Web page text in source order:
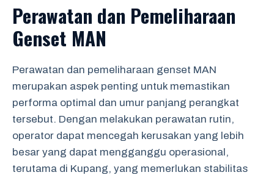
Perawatan dan Pemeliharaan
Genset MAN
Perawatan dan pemeliharaan genset MAN
merupakan aspek penting untuk memastikan
performa optimal dan umur panjang perangkat
tersebut. Dengan melakukan perawatan rutin,
operator dapat mencegah kerusakan yang lebih
besar yang dapat mengganggu operasional,
terutama di Kupang, yang memerlukan stabilitas